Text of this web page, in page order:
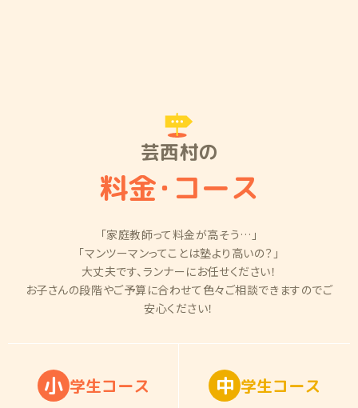
芸西村の
料金・コース
「家庭教師って料金が高そう…」
「マンツーマンってことは塾より高いの？」
大丈夫です、ランナーにお任せください！
お子さんの段階やご予算に合わせて色々ご相談できますのでご
安心ください！
小 学生コース 中 学生コース